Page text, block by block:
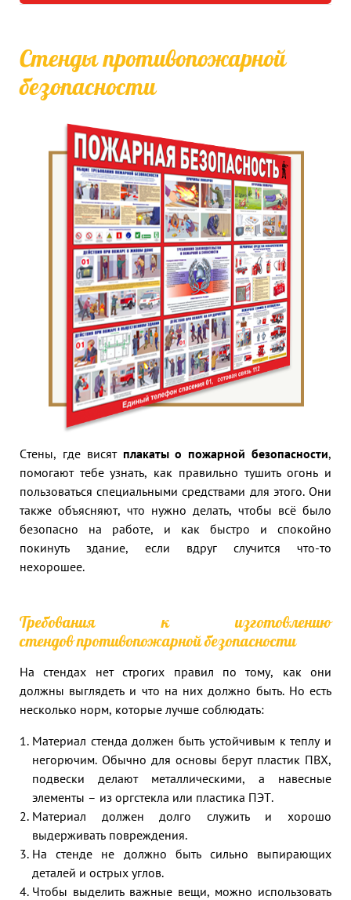
Стенды противопожарной
безопасности
Стены, где висят плакаты о пожарной безопасности,
помогают тебе узнать, как правильно тушить огонь и
пользоваться специальными средствами для этого. Они
также объясняют, что нужно делать, чтобы всё было
безопасно на работе, и как быстро и спокойно
покинуть здание, если вдруг случится что-то
нехорошее.
Требования к изготовлению
стендов противопожарной безопасности
На стендах нет строгих правил по тому, как они
должны выглядеть и что на них должно быть. Но есть
несколько норм, которые лучше соблюдать:
Материал стенда должен быть устойчивым к теплу и
негорючим. Обычно для основы берут пластик ПВХ,
подвески делают металлическими, а навесные
элементы – из оргстекла или пластика ПЭТ.
Материал должен долго служить и хорошо
выдерживать повреждения.
На стенде не должно быть сильно выпирающих
деталей и острых углов.
Чтобы выделить важные вещи, можно использовать